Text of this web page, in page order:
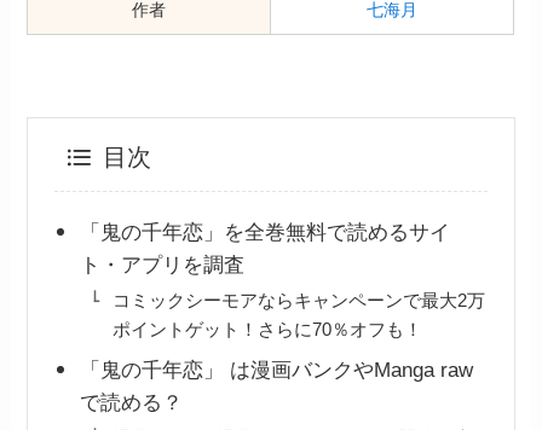
作者 七海月
目次
「鬼の千年恋」を全巻無料で読めるサイ
ト・アプリを調査
コミックシーモアならキャンペーンで最大2万
ポイントゲット！さらに70％オフも！
「鬼の千年恋」 は漫画バンクやManga raw
で読める？